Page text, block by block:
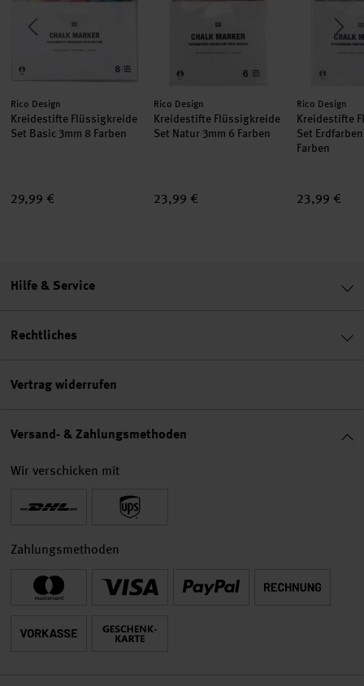
Hersteller:
Rico Design
Kreidestifte Flüssigkreide
Set Basic 3mm 8 Farben
29,99 €
Hersteller:
Rico Design
Kreidestifte Flüssigkreide
Set Natur 3mm 6 Farben
23,99 €
Hersteller:
Rico Design
Kreidestifte
Set
Farben
23,99 €
Hilfe & Service
Rechtliches
Vertrag widerrufen
Versand- & Zahlungsmethoden
Wir verschicken mit
Zahlungsmethoden